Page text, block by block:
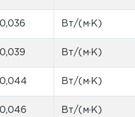
0,036 Вт/(м·К)
0,039 Вт/(м·К)
0,044 Вт/(м·К)
0,046 Вт/(м·К)